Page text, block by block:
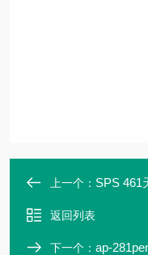
上一个： SPS 461
返回列表
下一个： ap-